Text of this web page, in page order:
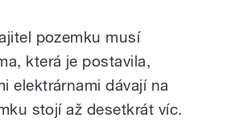
pozemku musí
která je postavila,
elektrárnami dávají na
stojí až desetkrát víc.